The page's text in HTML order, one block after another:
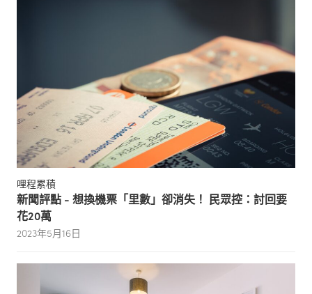
哩程累積
新聞評點 - 想換機票「里數」卻消失！ 民眾控：討回要
花20萬
2023年5月16日